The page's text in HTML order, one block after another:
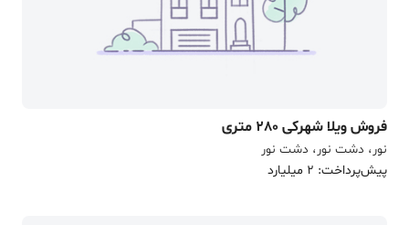
فروش ویلا شهرکی 280 متری
نور، دشت نور، دشت نور
پیش‌پرداخت: 2 میلیارد